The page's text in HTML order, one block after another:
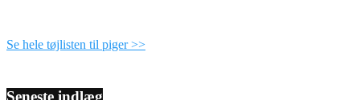
Se hele tøjlisten til piger >>
Seneste indlæg